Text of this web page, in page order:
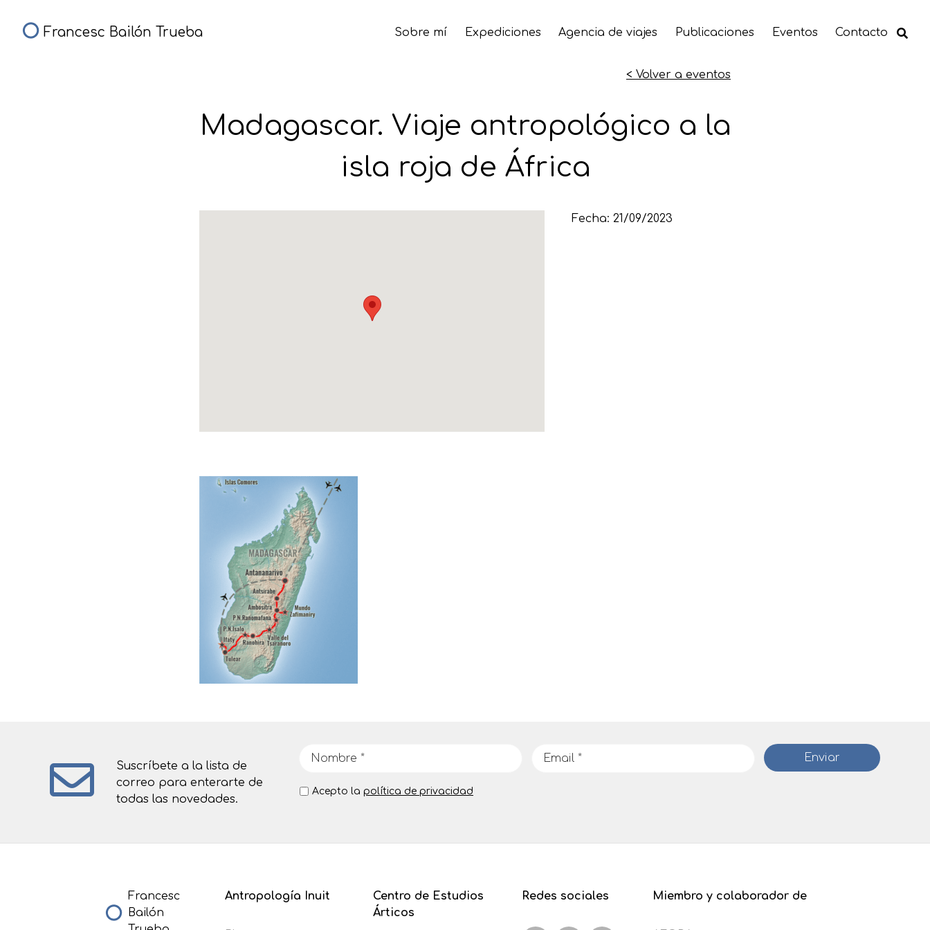
Francesc Bailón Trueba Sobre mí Expediciones Agencia de viajes Publicaciones Eventos Contacto
< Volver a eventos
Madagascar. Viaje antropológico a la
isla roja de África
Fecha: 21/09/2023
Suscríbete a la lista de
correo para enterarte de
todas las novedades.
Acepto la política de privacidad
Francesc
Bailón
Antropología Inuit
Centro de Estudios
Árticos
Redes sociales Miembro y colaborador de